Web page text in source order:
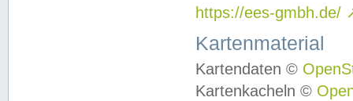
https://ees-gmbh.de/
Kartenmaterial
Kartendaten ©
Kartenkacheln ©